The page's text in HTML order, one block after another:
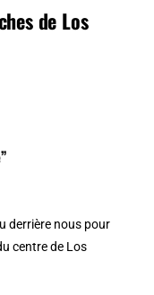
de Los
derrière nous pour
centre de Los